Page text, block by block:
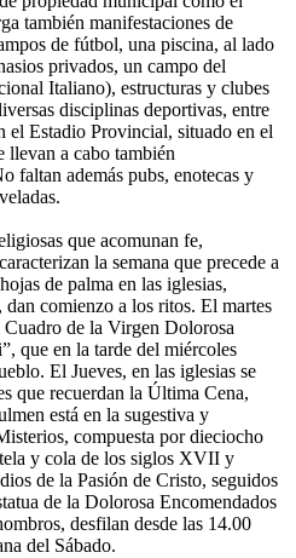
también manifestaciones de
de fútbol, una piscina, al lado
privados, un campo del
Italiano), estructuras y clubes
disciplinas deportivas, entre
el Estadio Provincial, situado en el
a cabo también
faltan además pubs, enotecas y
que acomunan fe,
la semana que precede a
de palma en las iglesias,
comienzo a los ritos. El martes
de la Virgen Dolorosa
que en la tarde del miércoles
El Jueves, en las iglesias se
que recuerdan la Última Cena,
está en la sugestiva y
compuesta por dieciocho
y cola de los siglos XVII y
de la Pasión de Cristo, seguidos
de la Dolorosa Encomendados
desfilan desde las 14.00
del Sábado.